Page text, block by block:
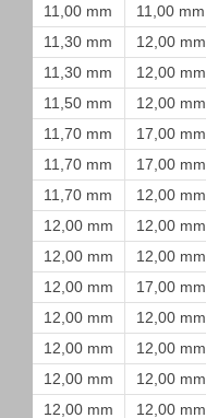
11,00 mm
11,00 mm
11,30 mm
12,00 mm
11,30 mm
12,00 mm
11,50 mm
12,00 mm
11,70 mm
17,00 mm
11,70 mm
17,00 mm
11,70 mm
12,00 mm
12,00 mm
12,00 mm
12,00 mm
12,00 mm
12,00 mm
17,00 mm
12,00 mm
12,00 mm
12,00 mm
12,00 mm
12,00 mm
12,00 mm
12,00 mm
12,00 mm